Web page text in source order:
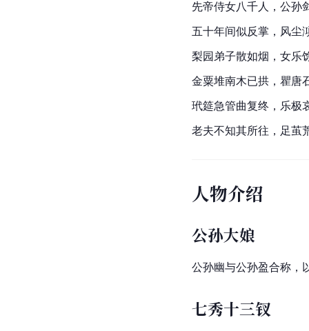
先帝侍女八千人，公孙
五十年间似反掌，风尘
梨园弟子散如烟，女乐
金粟堆南木已拱，瞿唐
玳筵急管曲复终，乐极
老夫不知其所往，足茧
人物介绍
公孙大娘
公孙幽与公孙盈合称，
七秀十三钗